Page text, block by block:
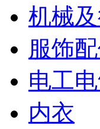
机械
服饰
电工
内衣